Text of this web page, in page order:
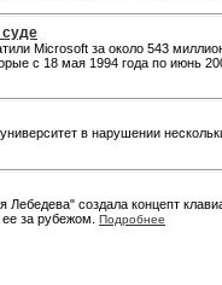
суде
Microsoft за около 543
с 18 мая 1994 года по
в нарушении
Лебедева" создала концепт
за рубежом. Подробнее